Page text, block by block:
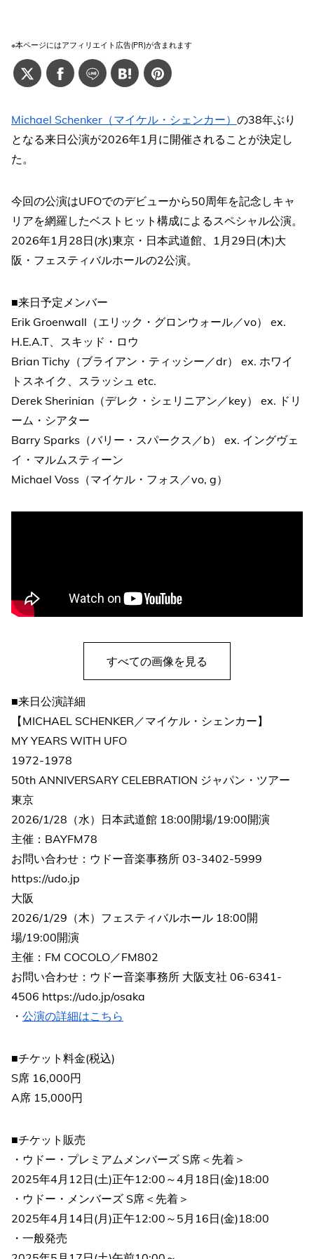
※本ページにはアフィリエイト広告(PR)が含まれます
Michael Schenker（マイケル・シェンカー） の38年ぶり
となる来日公演が2026年1月に開催されることが決定し
た。
今回の公演はUFOでのデビューから50周年を記念しキャ
リアを網羅したベストヒット構成によるスペシャル公演。
2026年1月28日(水)東京・日本武道館、1月29日(木)大
阪・フェスティバルホールの2公演。
■来日予定メンバー
Erik Groenwall（エリック・グロンウォール／vo） ex.
H.E.A.T、スキッド・ロウ
Brian Tichy（ブライアン・ティッシー／dr） ex. ホワイ
トスネイク、スラッシュ etc.
Derek Sherinian（デレク・シェリニアン／key） ex. ドリ
ーム・シアター
Barry Sparks（バリー・スパークス／b） ex. イングヴェ
イ・マルムスティーン
Michael Voss（マイケル・フォス／vo, g）
すべての画像を見る
■来日公演詳細
【MICHAEL SCHENKER／マイケル・シェンカー】
MY YEARS WITH UFO
1972-1978
50th ANNIVERSARY CELEBRATION ジャパン・ツアー
東京
2026/1/28（水）日本武道館 18:00開場/19:00開演
主催：BAYFM78
お問い合わせ：ウドー音楽事務所 03-3402-5999
https://udo.jp
大阪
2026/1/29（木）フェスティバルホール 18:00開
場/19:00開演
主催：FM COCOLO／FM802
お問い合わせ：ウドー音楽事務所 大阪支社 06-6341-
4506 https://udo.jp/osaka
・ 公演の詳細はこちら
■チケット料金(税込)
S席 16,000円
A席 15,000円
■チケット販売
・ウドー・プレミアムメンバーズ S席＜先着＞
2025年4月12日(土)正午12:00～4月18日(金)18:00
・ウドー・メンバーズ S席＜先着＞
2025年4月14日(月)正午12:00～5月16日(金)18:00
・一般発売